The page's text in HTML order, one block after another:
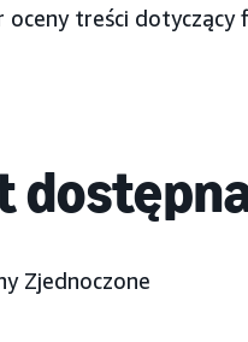
treści dotyczący
Zjednoczone